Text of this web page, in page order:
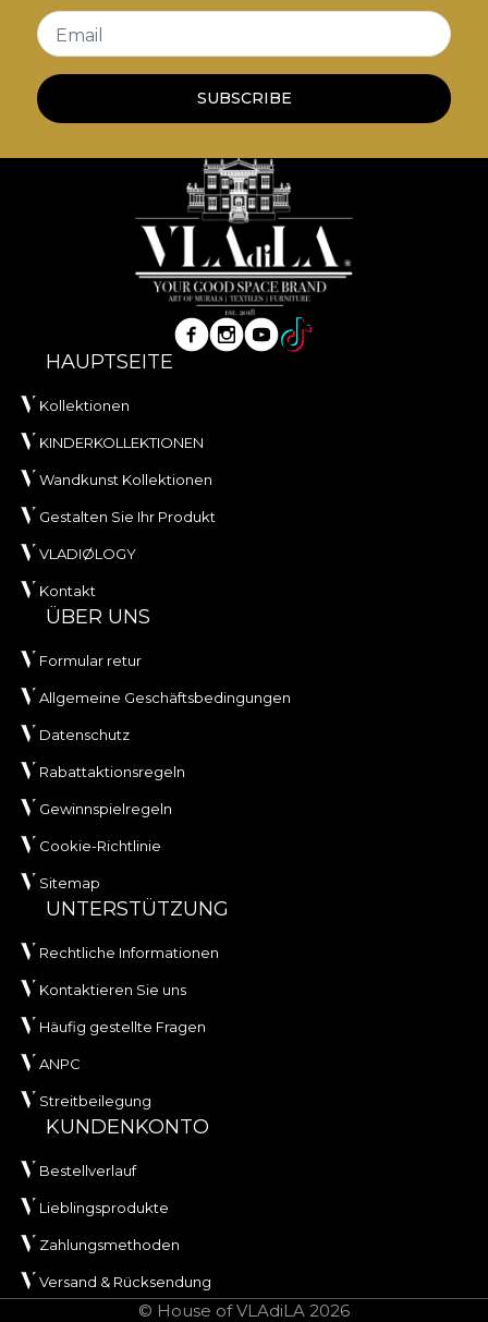
Email
SUBSCRIBE
HAUPTSEITE
Kollektionen
KINDERKOLLEKTIONEN
Wandkunst Kollektionen
Gestalten Sie Ihr Produkt
VLADIØLOGY
Kontakt
ÜBER UNS
Formular retur
Allgemeine Geschäftsbedingungen
Datenschutz
Rabattaktionsregeln
Gewinnspielregeln
Cookie-Richtlinie
Sitemap
UNTERSTÜTZUNG
Rechtliche Informationen
Kontaktieren Sie uns
Häufig gestellte Fragen
ANPC
Streitbeilegung
KUNDENKONTO
Bestellverlauf
Lieblingsprodukte
Zahlungsmethoden
Versand & Rücksendung
© House of VLAdiLA 2026